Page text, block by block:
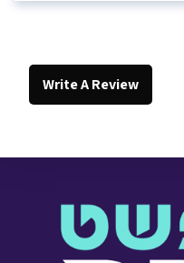
Write A Review